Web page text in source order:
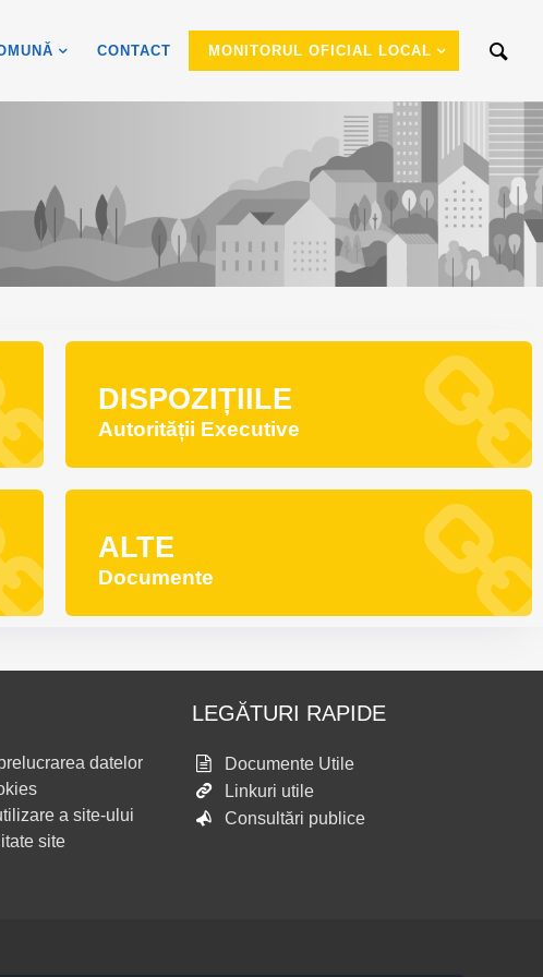
CONTACT MONITORUL OFICIAL LOCAL
DISPOZIȚIILE
Autorității Executive
ALTE
Documente
datelor
a site-ului
site
LEGĂTURI RAPIDE
Documente Utile
Linkuri utile
Consultări publice